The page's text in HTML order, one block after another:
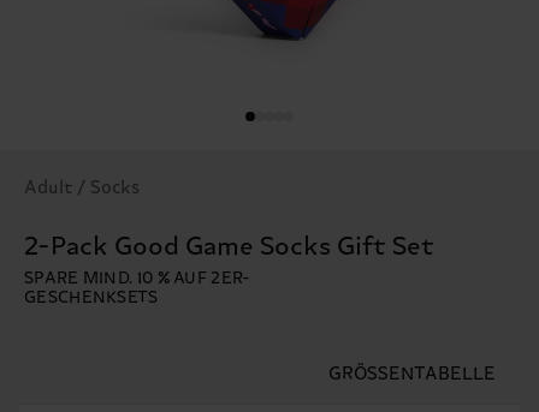
Adult / Socks
2-Pack Good Game Socks Gift Set
SPARE MIND. 10 % AUF 2ER-
GESCHENKSETS
GRÖSSENTABELLE